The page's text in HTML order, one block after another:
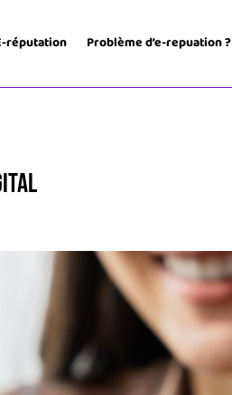
réputation Problème d’e-repuation ?